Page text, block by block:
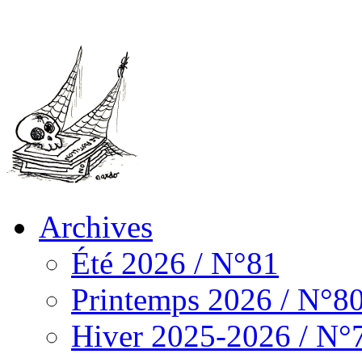
Archives
Été 2026 / N°81
Printemps 2026 /
Hiver 2025-2026 /